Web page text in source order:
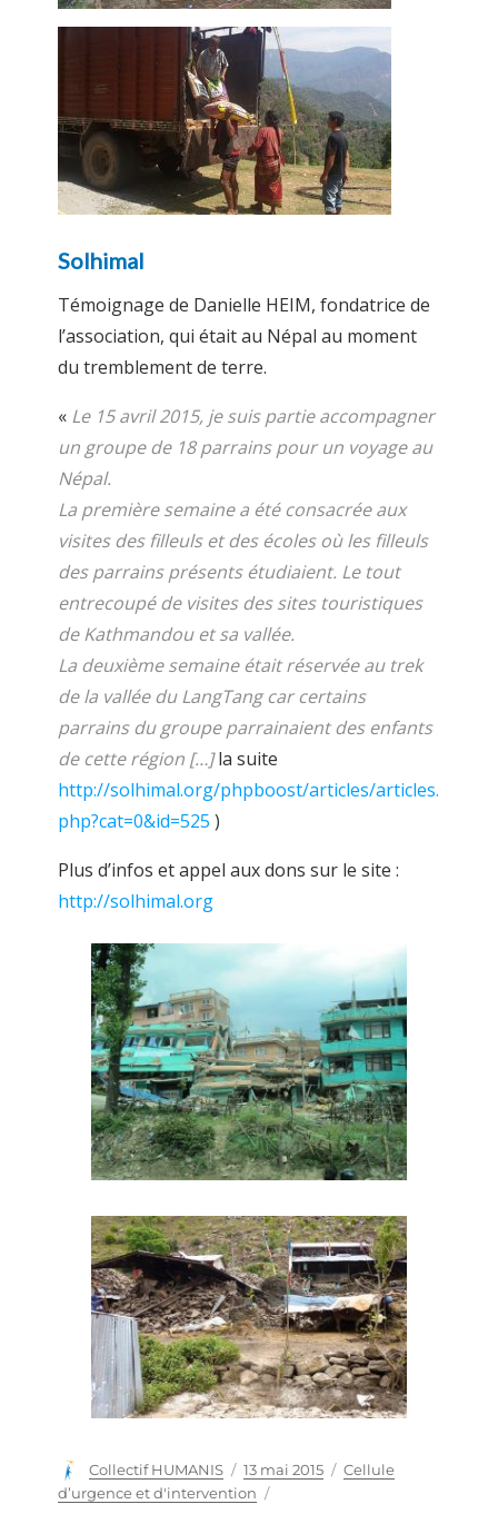
Solhimal
Témoignage de Danielle HEIM, fondatrice de
l’association, qui était au Népal au moment
du tremblement de terre.
« Le 15 avril 2015, je suis partie accompagner
un groupe de 18 parrains pour un voyage au
Népal.
La première semaine a été consacrée aux
visites des filleuls et des écoles où les filleuls
des parrains présents étudiaient. Le tout
entrecoupé de visites des sites touristiques
de Kathmandou et sa vallée.
La deuxième semaine était réservée au trek
de la vallée du LangTang car certains
parrains du groupe parrainaient des enfants
de cette région […]la suite
http://solhimal.org/phpboost/articles/articles.
php?cat=0&id=525 )
Plus d’infos et appel aux dons sur le site :
http://solhimal.org
Auteur
Collectif HUMANIS
Publié
le
13 mai 2015 Catégories
Cellule
d’urgence et d'intervention